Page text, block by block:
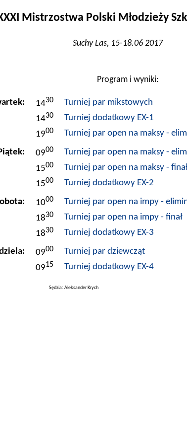
Mistrzostwa Polski Młodzieży
Suchy Las, 15-18.06 2017
Program i wyniki:
1430 Turniej par mikstowych
1430 Turniej dodatkowy EX-1
1900 Turniej par open na maksy -
0900 Turniej par open na maksy -
1500 Turniej par open na maksy -
1500 Turniej dodatkowy EX-2
1000 Turniej par open na impy -
1830 Turniej par open na impy - finał
1830 Turniej dodatkowy EX-3
0900
Turniej par dziewcząt
0915 Turniej dodatkowy EX-4
Sędzia: Aleksander Krych